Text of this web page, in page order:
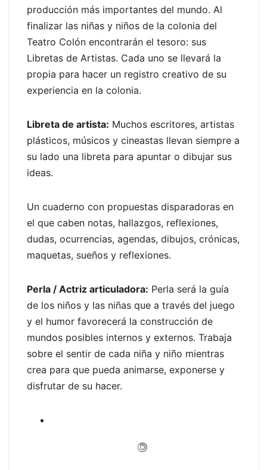
producción más importantes del mundo. Al
finalizar las niñas y niños de la colonia del
Teatro Colón encontrarán el tesoro: sus
Libretas de Artistas. Cada uno se llevará la
propia para hacer un registro creativo de su
experiencia en la colonia.
Libreta de artista: Muchos escritores, artistas
plásticos, músicos y cineastas llevan siempre a
su lado una libreta para apuntar o dibujar sus
ideas.
Un cuaderno con propuestas disparadoras en
el que caben notas, hallazgos, reflexiones,
dudas, ocurrencias, agendas, dibujos, crónicas,
maquetas, sueños y reflexiones.
Perla / Actriz articuladora: Perla será la guía
de los niños y las niñas que a través del juego
y el humor favorecerá la construcción de
mundos posibles internos y externos. Trabaja
sobre el sentir de cada niña y niño mientras
crea para que pueda animarse, exponerse y
disfrutar de su hacer.